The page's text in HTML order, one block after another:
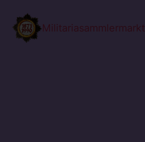
Militariasammlermarkt